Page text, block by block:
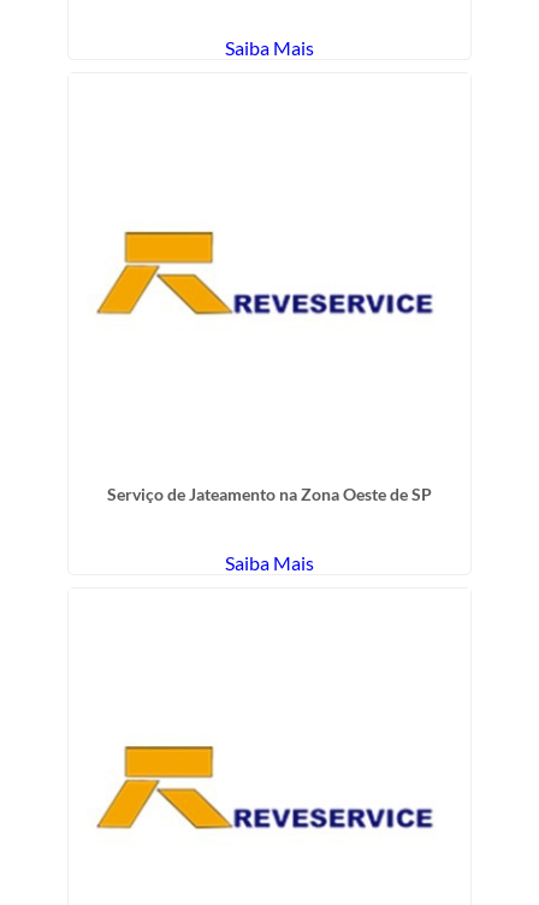
Saiba Mais
Serviço de Jateamento na Zona Oeste de SP
Saiba Mais